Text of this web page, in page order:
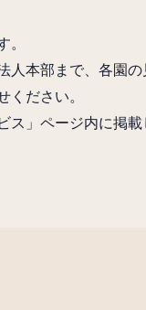
。
人本部まで、各園
ください。
」ページ内に掲載